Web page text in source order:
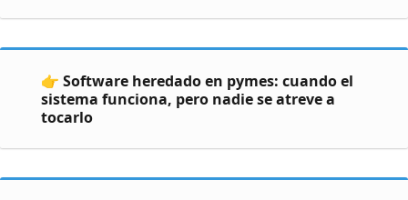
👉 Software heredado en pymes: cuando el
sistema funciona, pero nadie se atreve a
tocarlo